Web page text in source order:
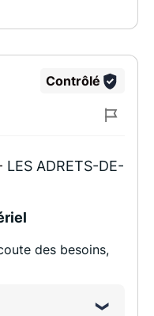
Contrôlé
LES ADRETS-DE-
des besoins,